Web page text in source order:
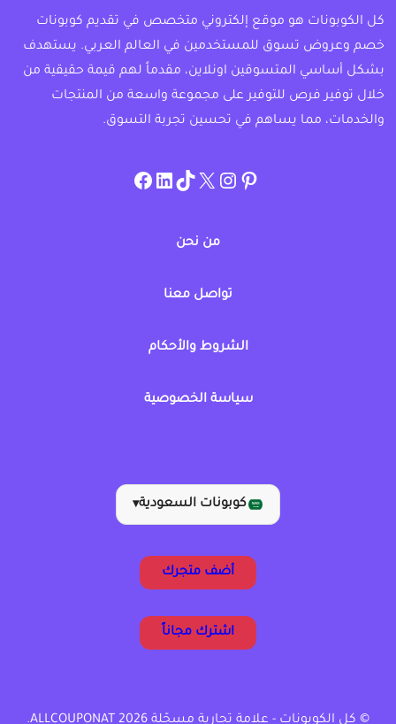
كل الكوبونات هو موقع إلكتروني متخصص في تقديم كوبونات
خصم وعروض تسوق للمستخدمين في العالم العربي. يستهدف
بشكل أساسي المتسوقين اونلاين، مقدماً لهم قيمة حقيقية من
خلال توفير فرص للتوفير على مجموعة واسعة من المنتجات
والخدمات، مما يساهم في تحسين تجربة التسوق.
pinterest
allcouponat
twitter
TikTok
linkedin
facebook
من نحن
تواصل معنا
الشروط والأحكام
سياسة الخصوصية
كوبونات السعودية▾
أضف متجرك
اشترك مجاناً
© كل الكوبونات - علامة تجارية مسجّلة ALLCOUPONAT 2026.